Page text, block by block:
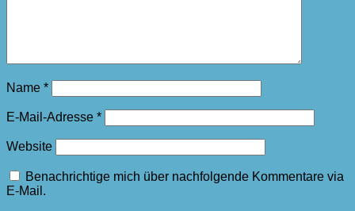
Name *
E-Mail-Adresse *
Website
Benachrichtige mich über nachfolgende Kommentare via
E-Mail.